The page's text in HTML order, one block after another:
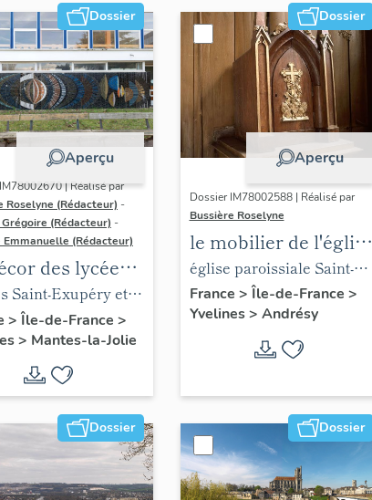
Dossier
Aperçu
| Réalisé par
Roselyne (Rédacteur) -
Grégoire (Rédacteur) -
Emmanuelle (Rédacteur)
des lycées
Saint-Exupéry et
> Île-de-France >
> Mantes-la-Jolie
Dossier
Aperçu
Dossier IM78002588 | Réalisé par
Bussière Roselyne
le mobilier de l'église
Saint-Germain-de-
Paris (liste
supplémentaire)
église paroissiale Saint-
Germain
France > Île-de-France >
Yvelines> Andrésy
Dossier Dossier